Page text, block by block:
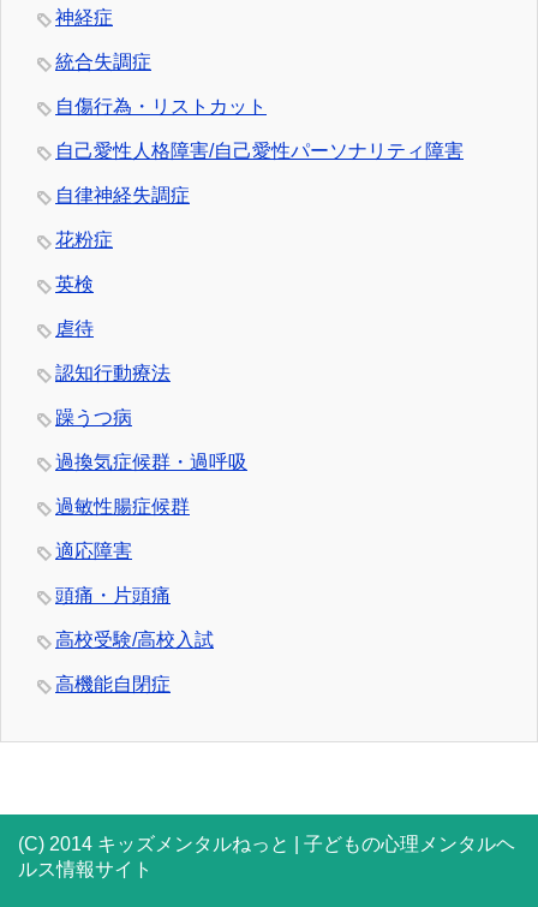
神経症
統合失調症
自傷行為・リストカット
自己愛性人格障害/自己愛性パーソナリティ障害
自律神経失調症
花粉症
英検
虐待
認知行動療法
躁うつ病
過換気症候群・過呼吸
過敏性腸症候群
適応障害
頭痛・片頭痛
高校受験/高校入試
高機能自閉症
(C) 2014 キッズメンタルねっと | 子どもの心理メンタルヘ
ルス情報サイト